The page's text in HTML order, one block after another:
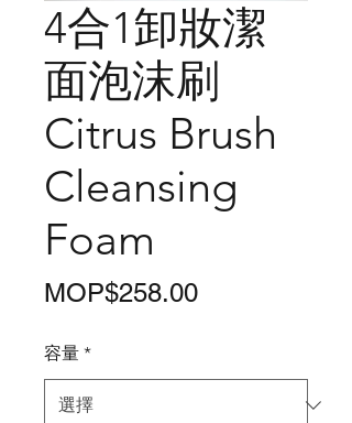
4合1卸妝潔
面泡沫刷
Citrus Brush
Cleansing
Foam
MOP$258.00價
容量 *